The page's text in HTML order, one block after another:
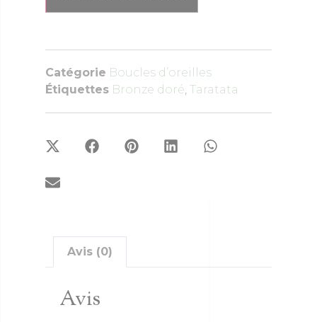
Catégorie Boucles d’oreilles
Étiquettes Bronze doré, Taratata
Avis (0)
Avis